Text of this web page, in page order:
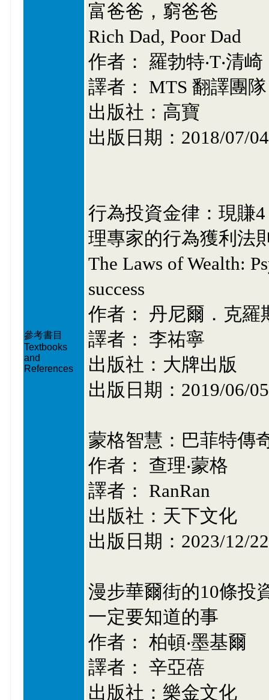
參考書目
Textbooks
and
References
富爸爸，窮爸爸
Rich Dad, Poor Dad
作者： 羅勃特‧T‧清崎
譯者： MTS 翻譯團隊
出版社：高寶
出版日期：2018/07/04
行為投資金律：現賺
理專家的行為獲利法
The Laws of Wealth:
success
作者： 丹尼爾．克羅
譯者： 李祐寧
出版社：大牌出版
出版日期：2019/06/05
蒙格智慧：巴菲特傳
作者： 查理‧蒙格
譯者： RanRan
出版社：天下文化
出版日期：2023/12/22
漫步華爾街的10條投
一定要知道的事
作者： 柏頓‧墨基爾
譯者： 辛亞蓓
出版社：樂金文化